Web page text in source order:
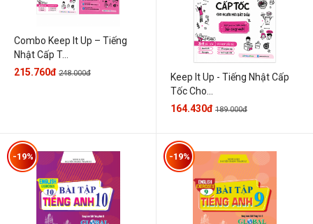
Combo Keep It Up – Tiếng
Nhật Cấp T...
215.760đ 248.000đ
Keep It Up - Tiếng Nhật Cấp
Tốc Cho...
164.430đ 189.000đ
-19% -19%